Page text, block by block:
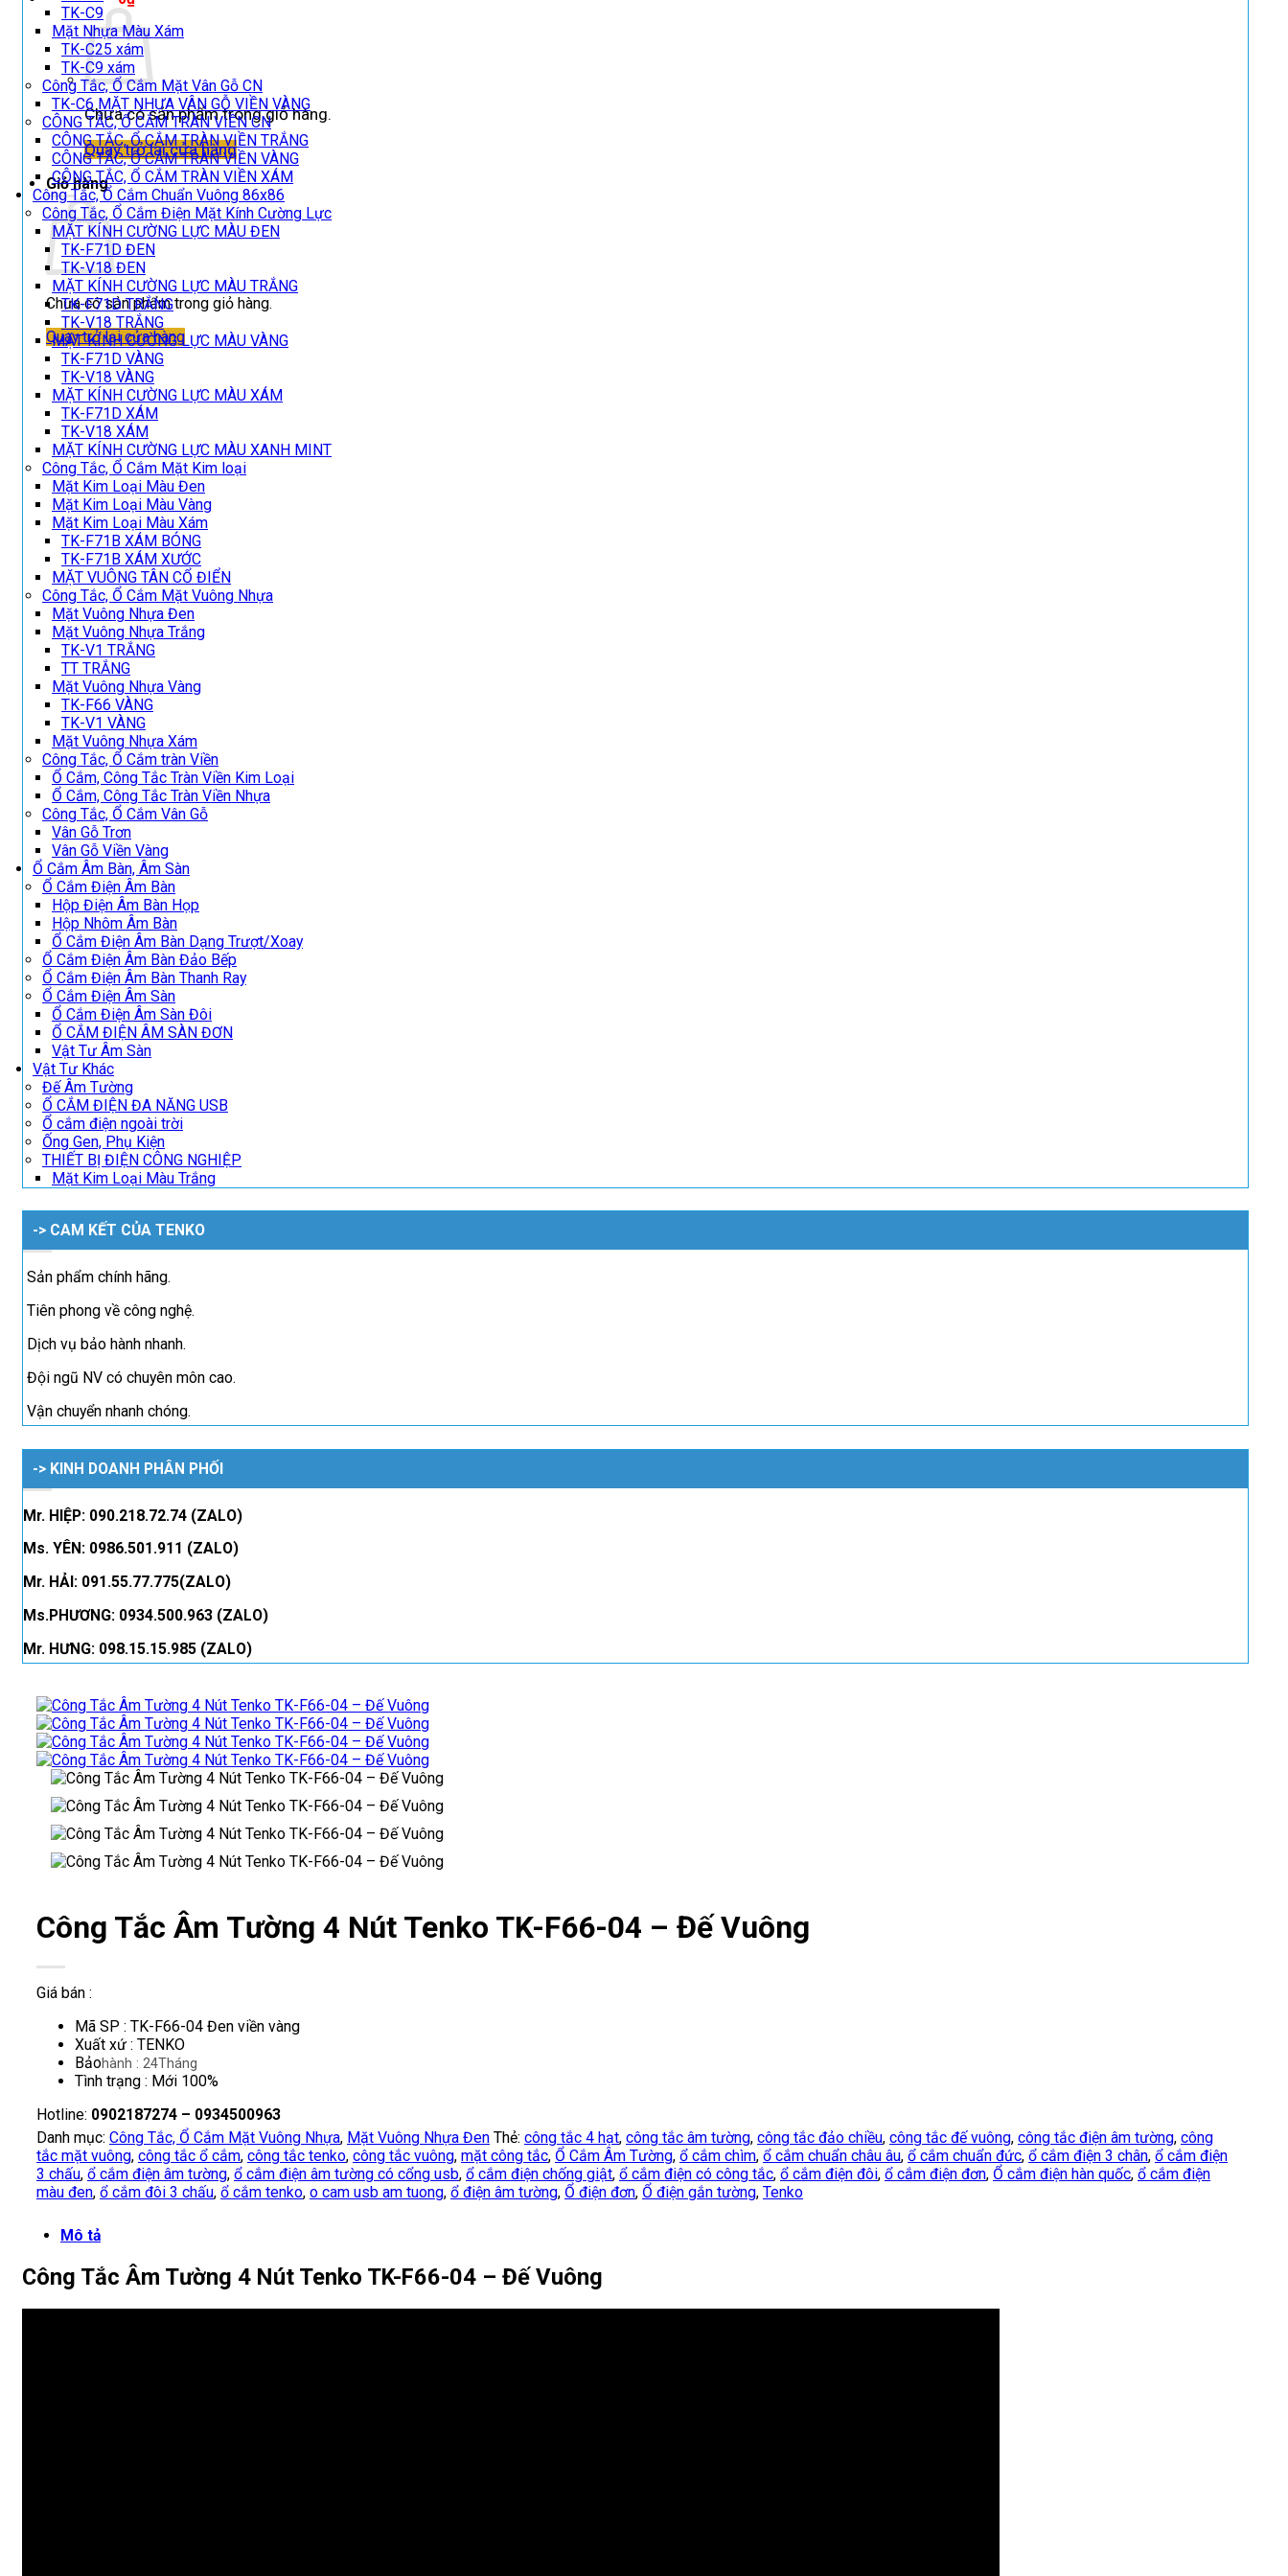
Chưa có sản phẩm trong giỏ hàng.
Quay trở lại cửa hàng
Giỏ hàng
Chưa có sản phẩm trong giỏ hàng.
Quay trở lại cửa hàng
TK-C9
Mặt Nhựa Màu Xám
TK-C25 xám
TK-C9 xám
Công Tắc, Ổ Cắm Mặt Vân Gỗ CN
TK-C6 MẶT NHỰA VÂN GỖ VIỀN VÀNG
CÔNG TẮC, Ổ CẮM TRÀN VIỀN CN
CÔNG TẮC, Ổ CẮM TRÀN VIỀN TRẮNG
CÔNG TẮC, Ổ CẮM TRÀN VIỀN VÀNG
CÔNG TẮC, Ổ CẮM TRÀN VIỀN XÁM
Công Tắc, Ổ Cắm Chuẩn Vuông 86x86
Công Tắc, Ổ Cắm Điện Mặt Kính Cường Lực
MẶT KÍNH CƯỜNG LỰC MÀU ĐEN
TK-F71D ĐEN
TK-V18 ĐEN
MẶT KÍNH CƯỜNG LỰC MÀU TRẮNG
TK-F71D TRẮNG
TK-V18 TRẮNG
MẶT KÍNH CƯỜNG LỰC MÀU VÀNG
TK-F71D VÀNG
TK-V18 VÀNG
MẶT KÍNH CƯỜNG LỰC MÀU XÁM
TK-F71D XÁM
TK-V18 XÁM
MẶT KÍNH CƯỜNG LỰC MÀU XANH MINT
Công Tắc, Ổ Cắm Mặt Kim loại
Mặt Kim Loại Màu Đen
Mặt Kim Loại Màu Vàng
Mặt Kim Loại Màu Xám
TK-F71B XÁM BÓNG
TK-F71B XÁM XƯỚC
MẶT VUÔNG TÂN CỔ ĐIỂN
Công Tắc, Ổ Cắm Mặt Vuông Nhựa
Mặt Vuông Nhựa Đen
Mặt Vuông Nhựa Trắng
TK-V1 TRẮNG
TT TRẮNG
Mặt Vuông Nhựa Vàng
TK-F66 VÀNG
TK-V1 VÀNG
Mặt Vuông Nhựa Xám
Công Tắc, Ổ Cắm tràn Viền
Ổ Cắm, Công Tắc Tràn Viền Kim Loại
Ổ Cắm, Công Tắc Tràn Viền Nhựa
Công Tắc, Ổ Cắm Vân Gỗ
Vân Gỗ Trơn
Vân Gỗ Viền Vàng
Ổ Cắm Âm Bàn, Âm Sàn
Ổ Cắm Điện Âm Bàn
Hộp Điện Âm Bàn Họp
Hộp Nhôm Âm Bàn
Ổ Cắm Điện Âm Bàn Dạng Trượt/Xoay
Ổ Cắm Điện Âm Bàn Đảo Bếp
Ổ Cắm Điện Âm Bàn Thanh Ray
Ổ Cắm Điện Âm Sàn
Ổ Cắm Điện Âm Sàn Đôi
Ổ CẮM ĐIỆN ÂM SÀN ĐƠN
Vật Tư Âm Sàn
Vật Tư Khác
Đế Âm Tường
Ổ CẮM ĐIỆN ĐA NĂNG USB
Ổ cắm điện ngoài trời
Ống Gen, Phụ Kiện
THIẾT BỊ ĐIỆN CÔNG NGHIỆP
Mặt Kim Loại Màu Trắng
-> CAM KẾT CỦA TENKO
Sản phẩm chính hãng.
Tiên phong về công nghệ.
Dịch vụ bảo hành nhanh.
Đội ngũ NV có chuyên môn cao.
Vận chuyển nhanh chóng.
-> KINH DOANH PHÂN PHỐI
Mr. HIỆP: 090.218.72.74 (ZALO)
Ms. YÊN: 0986.501.911 (ZALO)
Mr. HẢI: 091.55.77.775(ZALO)
Ms.PHƯƠNG: 0934.500.963 (ZALO)
Mr. HƯNG: 098.15.15.985 (ZALO)
Công Tắc Âm Tường 4 Nút Tenko TK-F66-04 – Đế Vuông
Giá bán :
Mã SP : TK-F66-04 Đen viền vàng
Xuất xứ : TENKO
Bảohành : 24Tháng
Tình trạng : Mới 100%
Hotline: 0902187274 – 0934500963
Danh mục: Công Tắc, Ổ Cắm Mặt Vuông Nhựa, Mặt Vuông Nhựa Đen Thẻ: công tắc 4 hạt, công tắc âm tường, công tắc đảo chiều, công tắc đế vuông, công tắc điện âm tường, công
tắc mặt vuông, công tắc ổ cắm, công tắc tenko, công tắc vuông, mặt công tắc, Ổ Cắm Âm Tường, ổ cắm chìm, ổ cắm chuẩn châu âu, ổ cắm chuẩn đức, ổ cắm điện 3 chân, ổ cắm điện
3 chấu, ổ cắm điện âm tường, ổ cắm điện âm tường có cổng usb, ổ cắm điện chống giật, ổ cắm điện có công tắc, ổ cắm điện đôi, ổ cắm điện đơn, Ổ cắm điện hàn quốc, ổ cắm điện
màu đen, ổ cắm đôi 3 chấu, ổ cắm tenko, o cam usb am tuong, ổ điện âm tường, Ổ điện đơn, Ổ điện gắn tường, Tenko
Mô tả
Công Tắc Âm Tường 4 Nút Tenko TK-F66-04 – Đế Vuông